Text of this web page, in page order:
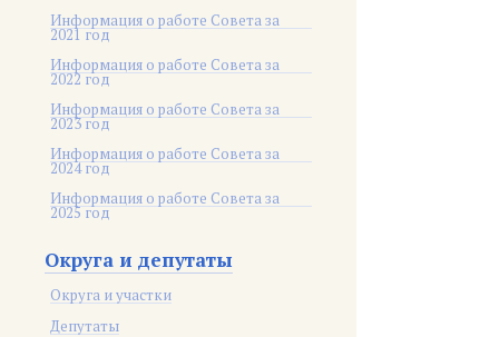
Информация о работе Совета за
2021 год
Информация о работе Совета за
2022 год
Информация о работе Совета за
2023 год
Информация о работе Совета за
2024 год
Информация о работе Совета за
2025 год
Округа и депутаты
Округа и участки
Депутаты